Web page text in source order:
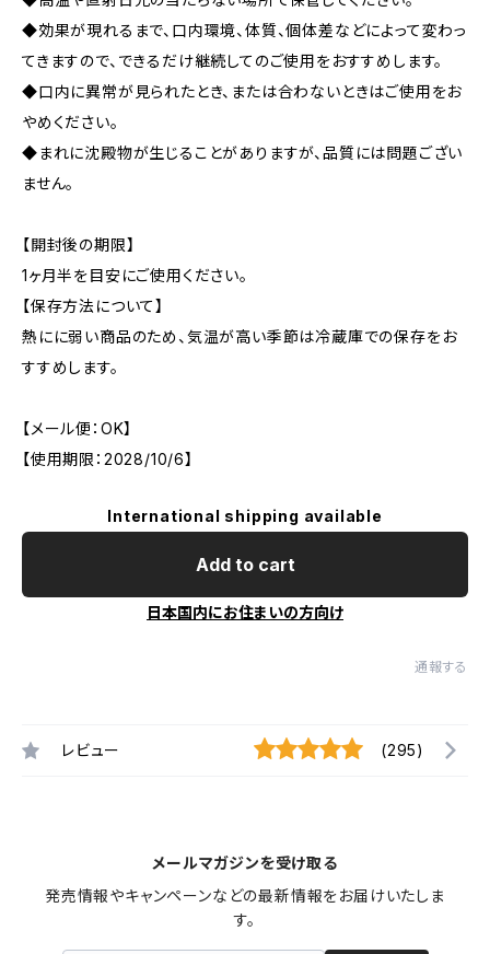
◆効果が現れるまで、口内環境、体質、個体差などによって変わっ
てきますので、できるだけ継続してのご使用をおすすめします。
◆口内に異常が見られたとき、または合わないときはご使用をお
やめください。
◆まれに沈殿物が生じることがありますが、品質には問題ござい
ません。
【開封後の期限】
1ヶ月半を目安にご使用ください。
【保存方法について】
熱にに弱い商品のため、気温が高い季節は冷蔵庫での保存をお
すすめします。
【メール便：OK】
【使用期限：2028/10/6】
International shipping available
Add to cart
日本国内にお住まいの方向け
通報する
レビュー (295)
メールマガジンを受け取る
発売情報やキャンペーンなどの最新情報をお届けいたしま
す。